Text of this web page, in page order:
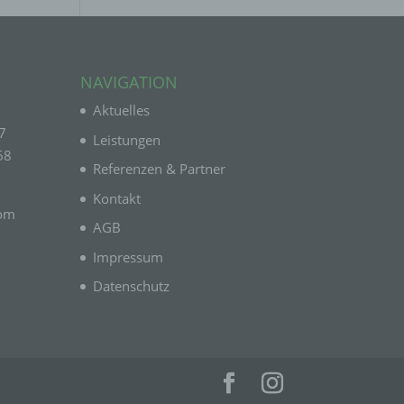
NAVIGATION
Aktuelles
Leistungen
Referenzen & Partner
Kontakt
AGB
Impressum
Datenschutz